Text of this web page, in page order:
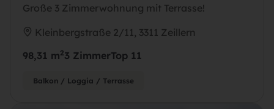
Große 3 Zimmerwohnung mit Terrasse!
Kleinbergstraße 2/11, 3311 Zeillern
98,31 m23 ZimmerTop 11
Balkon / Loggia / Terrasse